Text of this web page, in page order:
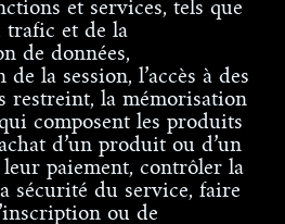
et services, tels que
trafic et de la
de données,
la session, l’accès à des
restreint, la mémorisation
composent les produits
d’un produit ou d’un
paiement, contrôler la
sécurité du service, faire
ou de